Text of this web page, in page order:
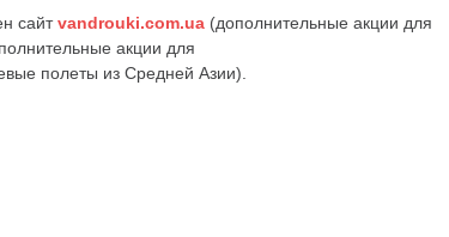
сайтvandrouki.com.ua (дополнительные акции для
акции для
полеты из Средней Азии).